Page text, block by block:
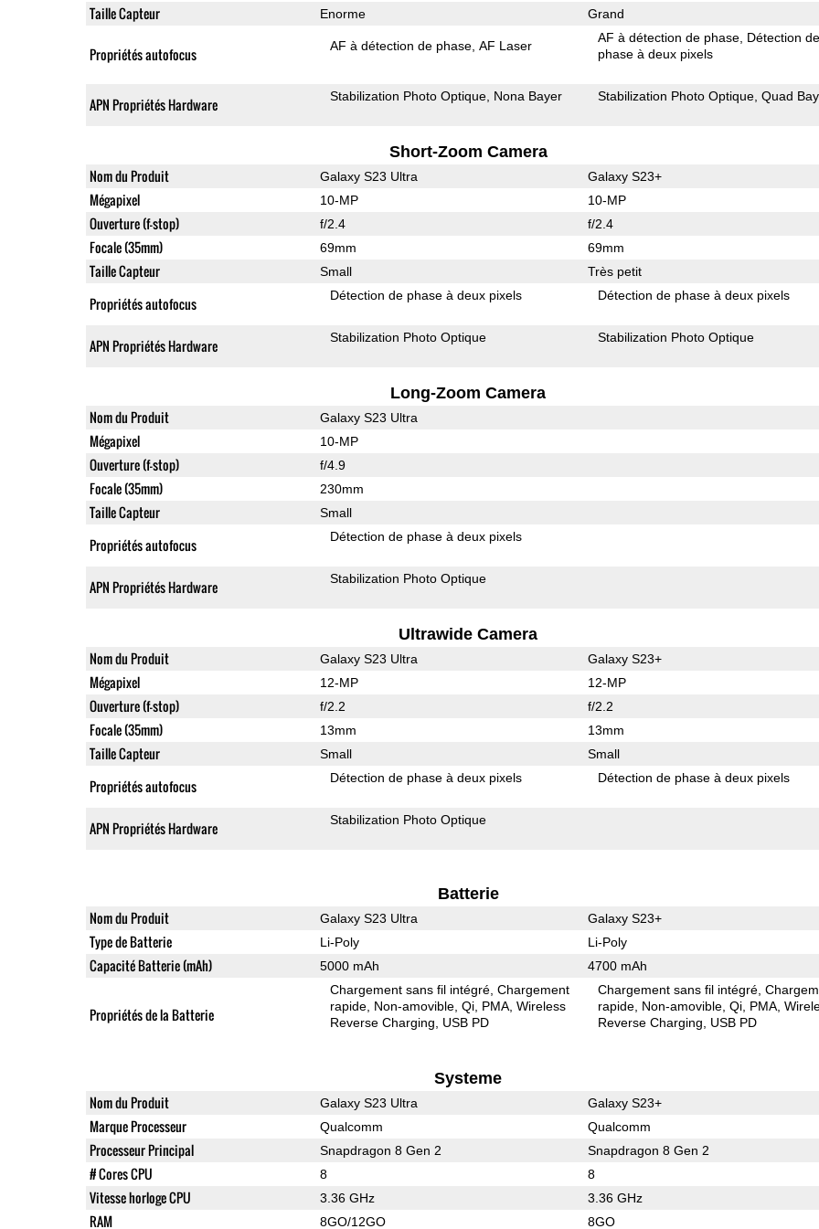
Taille Capteur Enorme Grand
Propriétés autofocus AF à détection de phase AF Laser
AF à détection de phase Détection
phase à deux pixels
APN Propriétés Hardware Stabilization Photo Optique Nona Bayer Stabilization Photo Optique Quad
Short-Zoom Camera
Nom du Produit Galaxy S23 Ultra Galaxy S23+
Mégapixel 10-MP 10-MP
Ouverture (f-stop) f/2.4 f/2.4
Focale (35mm) 69mm 69mm
Taille Capteur Small Très petit
Propriétés autofocus Détection de phase à deux pixels Détection de phase à deux pixels
APN Propriétés Hardware Stabilization Photo Optique Stabilization Photo Optique
Long-Zoom Camera
Nom du Produit Galaxy S23 Ultra
Mégapixel 10-MP
Ouverture (f-stop) f/4.9
Focale (35mm) 230mm
Taille Capteur Small
Propriétés autofocus Détection de phase à deux pixels
APN Propriétés Hardware Stabilization Photo Optique
Ultrawide Camera
Nom du Produit Galaxy S23 Ultra Galaxy S23+
Mégapixel 12-MP 12-MP
Ouverture (f-stop) f/2.2 f/2.2
Focale (35mm) 13mm 13mm
Taille Capteur Small Small
Propriétés autofocus Détection de phase à deux pixels Détection de phase à deux pixels
APN Propriétés Hardware Stabilization Photo Optique
Batterie
Nom du Produit Galaxy S23 Ultra Galaxy S23+
Type de Batterie Li-Poly Li-Poly
Capacité Batterie (mAh) 5000 mAh 4700 mAh
Propriétés de la Batterie
Chargement sans fil intégré Chargement
rapide Non-amovible Qi PMA Wireless
Reverse Charging
USB PD
Chargement sans fil intégré
rapide Non-amovible Qi PMA
Reverse Charging
USB PD
Systeme
Nom du Produit Galaxy S23 Ultra Galaxy S23+
Marque Processeur Qualcomm Qualcomm
Processeur Principal Snapdragon 8 Gen 2 Snapdragon 8 Gen 2
# Cores CPU 8 8
Vitesse horloge CPU 3.36 GHz 3.36 GHz
RAM 8GO/12GO 8GO